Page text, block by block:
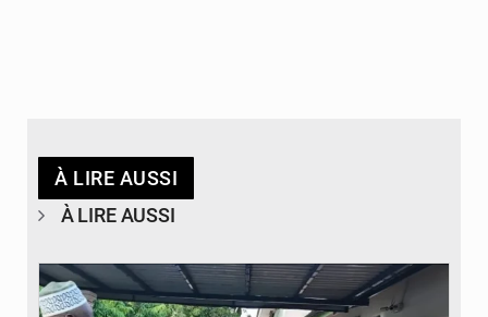
À LIRE AUSSI
À LIRE AUSSI